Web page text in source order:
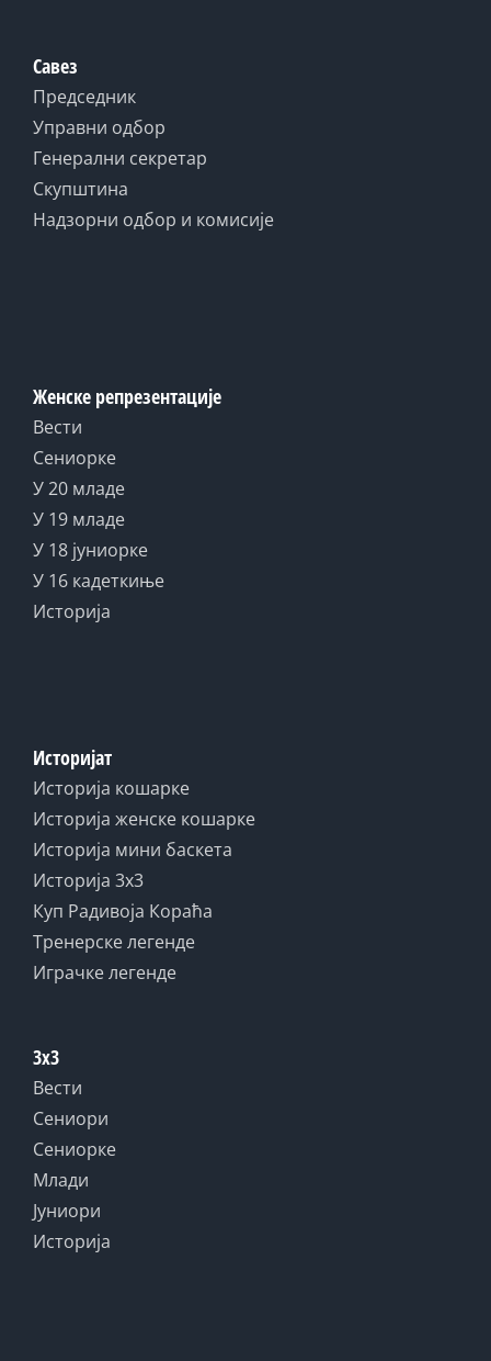
Савез
Председник
Управни одбор
Генерални секретар
Скупштина
Надзорни одбор и комисије
Женске репрезентације
Вести
Сениорке
У 20 младе
У 19 младе
У 18 јуниорке
У 16 кадеткиње
Историја
Историјат
Историја кошарке
Историја женске кошарке
Историја мини баскета
Историја 3x3
Куп Радивоја Кораћа
Тренерске легенде
Играчке легенде
3x3
Вести
Сениори
Сениорке
Млади
Јуниори
Историја